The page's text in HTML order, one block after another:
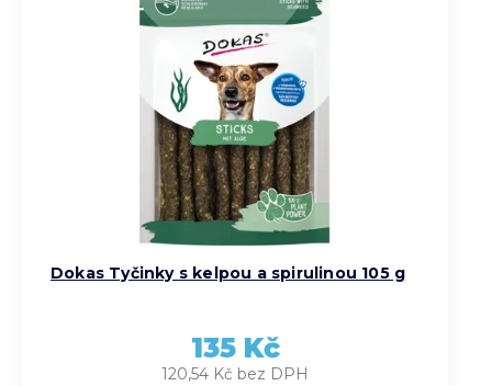
Dokas Tyčinky s kelpou a spirulinou 105 g
120,54 Kč bez DPH
135 Kč